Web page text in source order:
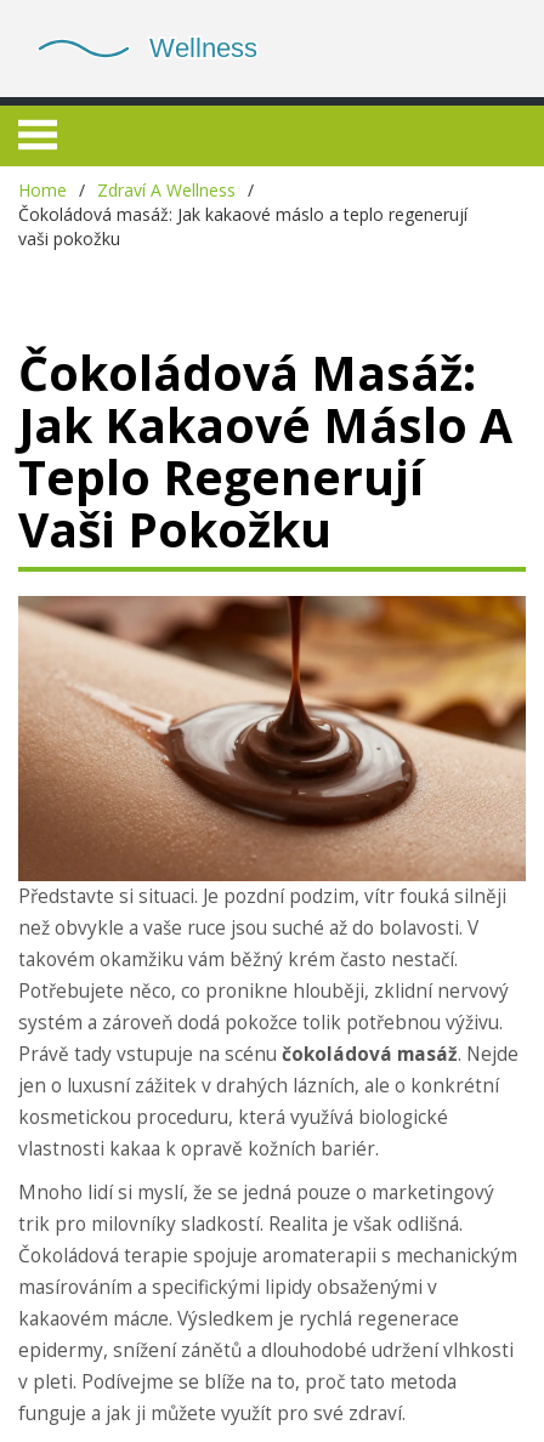
Home
Zdraví A Wellness
Čokoládová masáž: Jak kakaové máslo a teplo regenerují
vaši pokožku
Čokoládová Masáž:
Jak Kakaové Máslo A
Teplo Regenerují
Vaši Pokožku
Představte si situaci. Je pozdní podzim, vítr fouká silněji
než obvykle a vaše ruce jsou suché až do bolavosti. V
takovém okamžiku vám běžný krém často nestačí.
Potřebujete něco, co pronikne hlouběji, zklidní nervový
systém a zároveň dodá pokožce tolik potřebnou výživu.
Právě tady vstupuje na scénu čokoládová masáž. Nejde
jen o luxusní zážitek v drahých lázních, ale o konkrétní
kosmetickou proceduru, která využívá biologické
vlastnosti kakaa k opravě kožních bariér.
Mnoho lidí si myslí, že se jedná pouze o marketingový
trik pro milovníky sladkostí. Realita je však odlišná.
Čokoládová terapie spojuje aromaterapii s mechanickým
masírováním a specifickými lipidy obsaženými v
kakaovém máсле. Výsledkem je rychlá regenerace
epidermy, snížení zánětů a dlouhodobé udržení vlhkosti
v pleti. Podívejme se blíže na to, proč tato metoda
funguje a jak ji můžete využít pro své zdraví.